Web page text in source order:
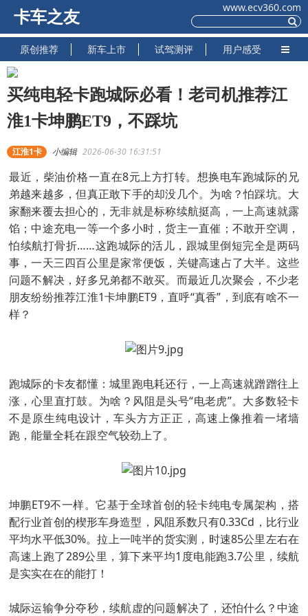
卡车之友
www.ecv360.com
原创推荐 新车上市 试驾测评 用户感受
买纯电轻卡跑城际必看！老司机推荐江
淮1卡坤鹏ET9，不踩坑
江淮1卡 小编辑 2026-06-30 16:31:51
最近，柴油价格一直在8元上方打转。想换电车跑城际的兄
弟越来越多，但真正敢下手的却没几个。为啥？怕踩坑。大
家翻来覆去担心的，无非就是标称续航挺高，一上高速就露
馅；中途充电一等一个多小时，货主一直催；不敢开空调，
怕续航打骨折……这跑城际的活儿，跟城里倒短完全是两码
事，一天三四百公里是家常便饭，关键高速占了大半。这些
问题不解决，好多兄弟都不敢买。而最近几次聚会，不少老
朋友纷纷推荐江淮1卡坤鹏ET9，直呼“真香”，到底有啥不一
样？
跑城际的卡友都懂：城里跑电耗还行，一上高速就蹭蹭往上
涨，心里直打鼓。为啥？风阻是头号“电老虎”。大多数轻卡
不是原生纯电设计，车头方方正正，高速上像推着一堵墙
跑，能量全耗在跟空气较劲上了。
坤鹏ET9不一样。它基于全球首创的轻卡纯电专属架构，搭
配行业首创的楔形车身造型，风阻系数只有0.33Cd，比行业
平均水平低30%。拉上一吨半的货实测，时速85公里左右在
高速上跑了289公里，算下来平均1度电能跑3.7公里，续航
是实实在在的能打！
城际运输争分夺秒，续航虚的问题解决了，还怕什么？中途